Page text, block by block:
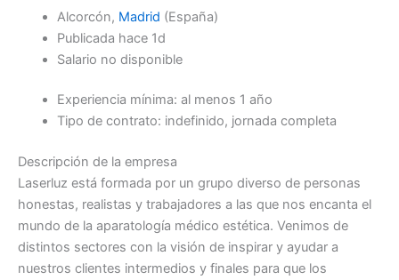
Alcorcón, Madrid (España)
Publicada hace 1d
Salario no disponible
Experiencia mínima: al menos 1 año
Tipo de contrato: indefinido, jornada completa
Descripción de la empresa
Laserluz está formada por un grupo diverso de personas
honestas, realistas y trabajadores a las que nos encanta el
mundo de la aparatología médico estética. Venimos de
distintos sectores con la visión de inspirar y ayudar a
nuestros clientes intermedios y finales para que los